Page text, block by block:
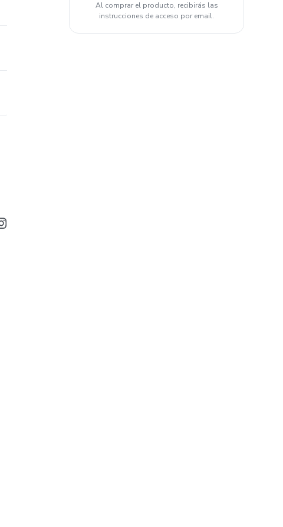
Al comprar el producto, recibirás las
instrucciones de acceso por email.